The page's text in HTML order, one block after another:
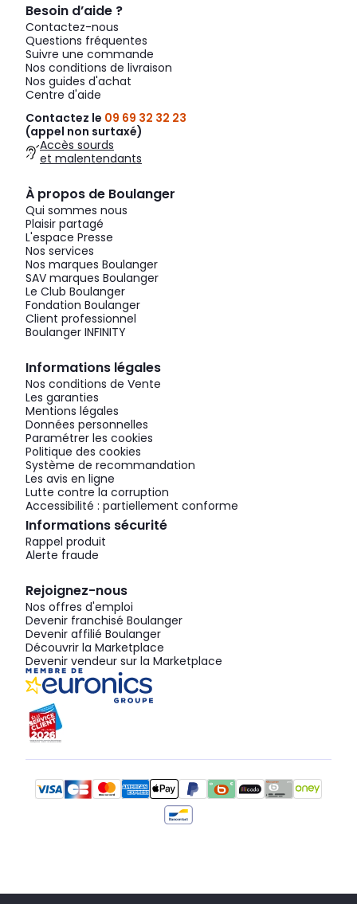
Besoin d’aide ?
Contactez-nous
Questions fréquentes
Suivre une commande
Nos conditions de livraison
Nos guides d'achat
Centre d'aide
Contactez le 09 69 32 32 23
(appel non surtaxé)
Accès sourds
et malentendants
À propos de Boulanger
Qui sommes nous
Plaisir partagé
L'espace Presse
Nos services
Nos marques Boulanger
SAV marques Boulanger
Le Club Boulanger
Fondation Boulanger
Client professionnel
Boulanger INFINITY
Informations légales
Nos conditions de Vente
Les garanties
Mentions légales
Données personnelles
Paramétrer les cookies
Politique des cookies
Système de recommandation
Les avis en ligne
Lutte contre la corruption
Accessibilité : partiellement conforme
Informations sécurité
Rappel produit
Alerte fraude
Rejoignez-nous
Nos offres d'emploi
Devenir franchisé Boulanger
Devenir affilié Boulanger
Découvrir la Marketplace
Devenir vendeur sur la Marketplace